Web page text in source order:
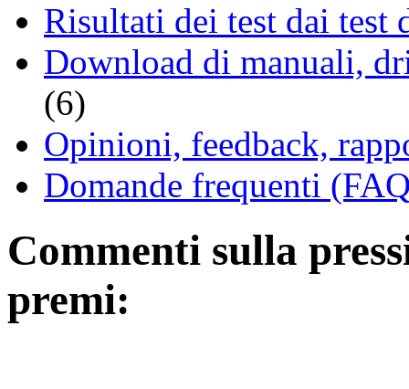
Risultati dei test dai
Download di manuali,
(6)
Opinioni, feedback,
Domande frequenti
Commenti sulla
premi: